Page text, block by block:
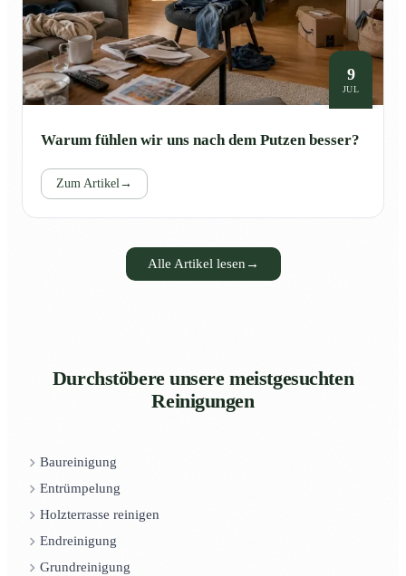
9
JUL
Warum fühlen wir uns nach dem Putzen besser?
Zum Artikel→
Alle Artikel lesen →
Durchstöbere unsere meistgesuchten
Reinigungen
Baureinigung
Entrümpelung
Holzterrasse reinigen
Endreinigung
Grundreinigung